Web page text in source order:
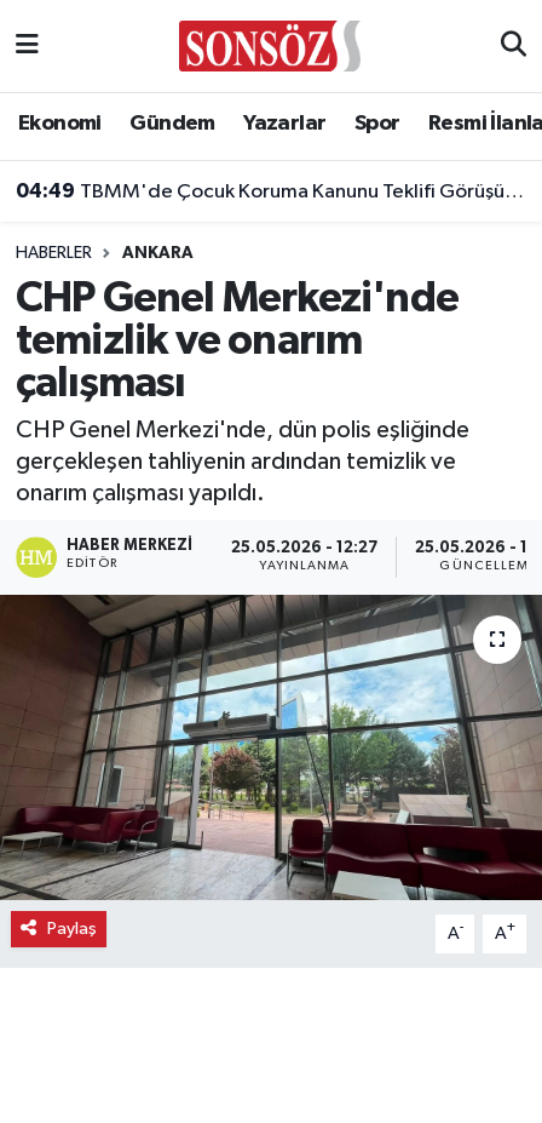
Ekonomi Gündem Yazarlar Spor Resmi
04:49 TBMM'de Çocuk Koruma Kanunu Teklifi Görüşüldü: Genel Kurul Tamamlandı!
HABERLER ANKARA
CHP Genel Merkezi'nde
temizlik ve onarım
çalışması
CHP Genel Merkezi'nde, dün polis eşliğinde
gerçekleşen tahliyenin ardından temizlik ve
onarım çalışması yapıldı.
HABER MERKEZI
EDITÖR
25.05.2026 - 12:27
YAYINLANMA
25.05.2026 -
GÜNCELLEME
Paylaş A- A+
Asayiş
Biyografi
Çevre
Diğer
Dünya
Eleman
Emlak
Gündem
Gurme
Haber
Ankara Nöbetçi Eczaneler
Ankara Trafik Yoğunluk Haritası
Süper Lig Puan Durumu ve Fikstür
Tüm Manşetler
Son Dakika Haberleri